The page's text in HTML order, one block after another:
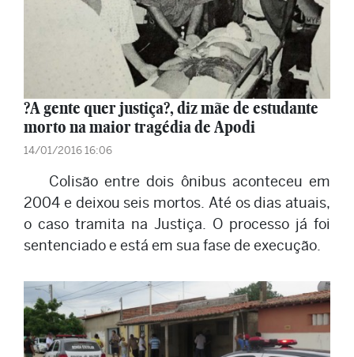
?A gente quer justiça?, diz mãe de estudante
morto na maior tragédia de Apodi
14/01/2016 16:06
Colisão entre dois ônibus aconteceu em
2004 e deixou seis mortos. Até os dias atuais,
o caso tramita na Justiça. O processo já foi
sentenciado e está em sua fase de execução.